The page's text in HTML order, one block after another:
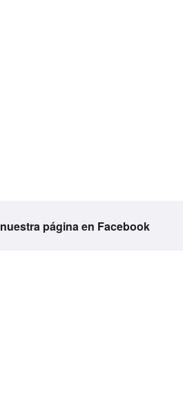
nuestra página en Facebook